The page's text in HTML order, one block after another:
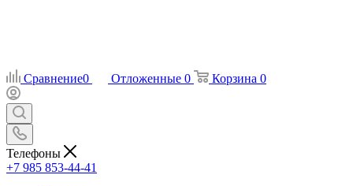
Сравнение0 Отложенные 0 Корзина 0
Телефоны
+7 985 853-44-41